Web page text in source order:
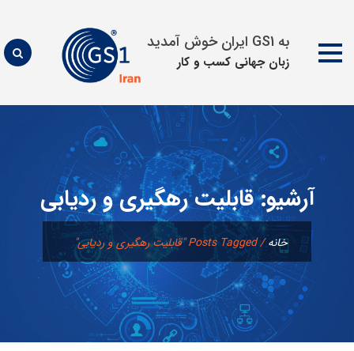
به GS1 ایران خوش آمدید
زبان جهانی كسب و كار
محتوا
آرشیو:قابلیت رهگیری و ردیابی
خانه/Posts Tagged "قابلیت رهگیری و ردیابی"